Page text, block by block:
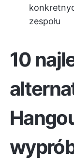
zespołu
10